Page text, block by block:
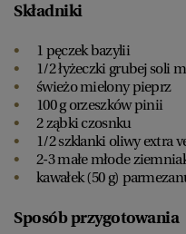
Składniki
1 pęczek bazylii
1/2 łyżeczki grubej soli
świeżo mielony pieprz
100 g orzeszków pinii
2 ząbki czosnku
1/2 szklanki oliwy extra
2-3 małe młode
kawałek (50 g)
Sposób przygotowania